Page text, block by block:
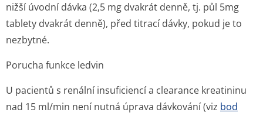
nižší úvodní dávka (2,5 mg dvakrát denně, tj. půl 5mg
tablety dvakrát denně), před titrací dávky, pokud je to
nezbytné.
Porucha funkce ledvin
U pacientů s renální insuficiencí a clearance kreatininu
nad 15 ml/min není nutná úprava dávkování (viz bod